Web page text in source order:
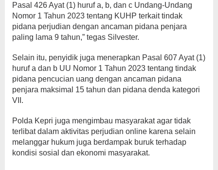
Pasal 426 Ayat (1) huruf a, b, dan c Undang-Undang
Nomor 1 Tahun 2023 tentang KUHP terkait tindak
pidana perjudian dengan ancaman pidana penjara
paling lama 9 tahun,” tegas Silvester.
Selain itu, penyidik juga menerapkan Pasal 607 Ayat (1)
huruf a dan b UU Nomor 1 Tahun 2023 tentang tindak
pidana pencucian uang dengan ancaman pidana
penjara maksimal 15 tahun dan pidana denda kategori
VII.
Polda Kepri juga mengimbau masyarakat agar tidak
terlibat dalam aktivitas perjudian online karena selain
melanggar hukum juga berdampak buruk terhadap
kondisi sosial dan ekonomi masyarakat.